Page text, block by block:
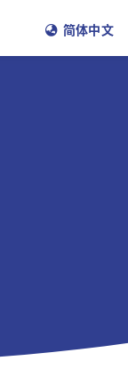
简体中文